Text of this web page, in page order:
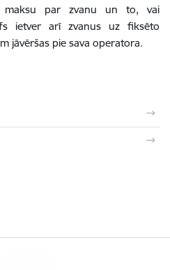
maksu par zvanu un to, vai
ietver arī zvanus uz fiksēto
jāvēršas pie sava operatora.